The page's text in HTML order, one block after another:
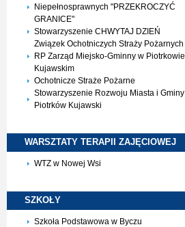
Niepełnosprawnych "PRZEKROCZYĆ
GRANICE"
Stowarzyszenie CHWYTAJ DZIEŃ
Związek Ochotniczych Straży Pożarnych
RP Zarząd Miejsko-Gminny w Piotrkowie
Kujawskim
Ochotnicze Straże Pożarne
Stowarzyszenie Rozwoju Miasta i Gminy
Piotrków Kujawski
WARSZTATY TERAPII ZAJĘCIOWEJ
WTZ w Nowej Wsi
SZKOŁY
Szkoła Podstawowa w Byczu